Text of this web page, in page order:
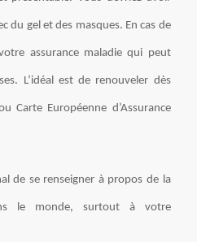
du gel et des masques. En cas de
assurance maladie qui peut
L’idéal est de renouveler dès
Carte Européenne d’Assurance
de se renseigner à propos de la
le monde, surtout à votre